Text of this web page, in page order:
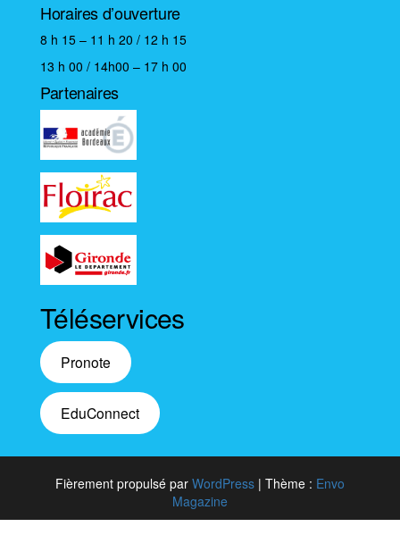
Horaires d’ouverture
8 h 15 – 11 h 20 / 12 h 15
13 h 00 / 14h00 – 17 h 00
Partenaires
Téléservices
Pronote
EduConnect
Fièrement propulsé par WordPress | Thème : Envo
Magazine